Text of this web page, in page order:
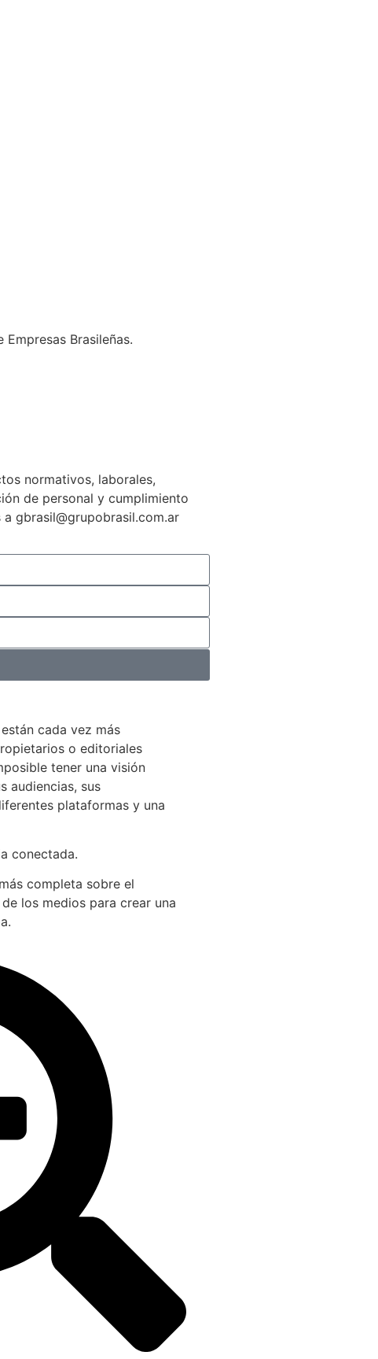
Brasileñas.
normativos, laborales,
de personal y cumplimiento
gbrasil@grupobrasil.com.ar
cada vez más
o editoriales
tener una visión
audiencias, sus
plataformas y una
conectada.
completa sobre el
los medios para crear una